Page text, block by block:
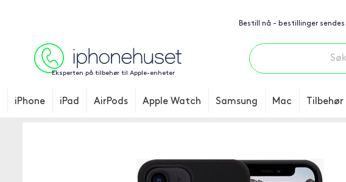
Bestill nå - bestillinger sendes
Eksperten på tilbehør til Apple-enheter
iPhone iPad AirPods Apple Watch Samsung Mac Tilbehør